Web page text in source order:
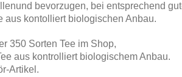
bevorzugen, bei entsprechend
aus kontolliert biologischen Anbau.
350 Sorten Tee im Shop,
aus kontrolliert biologischem Anbau.
Artikel.